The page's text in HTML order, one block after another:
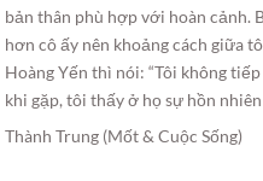
bản thân phù hợp với hoàn cảnh.
hơn cô ấy nên khoảng cách giữa
Hoàng Yến thì nói: “Tôi không
khi gặp, tôi thấy ở họ sự hồn
Thành Trung (Mốt & Cuộc Sống)